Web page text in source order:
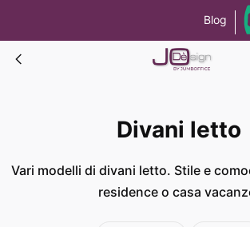
Blog
Divani letto
Divani letto
Vari modelli di divani letto. Stile e
residence o casa
Informativa sulla raccolta
Le tue preferenze relative